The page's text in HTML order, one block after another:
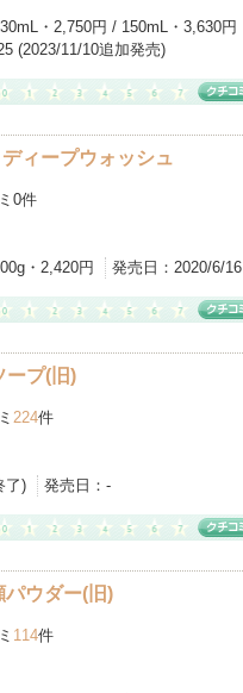
・2,750円 / 150mL・3,630円
(2023/11/10追加発売)
ィープウォッシュ
0件
・2,420円 発売日： 2020/6/16
ープ(旧)
224件
了) 発売日： -
パウダー(旧)
114件